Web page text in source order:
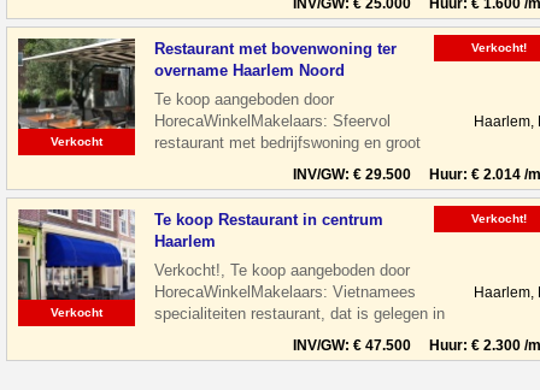
INV/GW: € 25.000 Huur: € 1.600 /
Verkocht
Restaurant met bovenwoning ter
overname Haarlem Noord
Te koop aangeboden door
HorecaWinkelMakelaars: Sfeervol
restaurant met bedrijfswoning en groot
terras gelegen aan de Floresstraat in
Haarlem Noord. De
Haarlem,
INV/GW: € 29.500 Huur: € 2.014 /
Verkocht!
Verkocht
Te koop Restaurant in centrum
Haarlem
Verkocht!, Te koop aangeboden door
HorecaWinkelMakelaars: Vietnamees
specialiteiten restaurant, dat is gelegen in
de leukste winkelstraat van Haarlem,
Haarlem,
INV/GW: € 47.500 Huur: € 2.300 /
Verkocht!